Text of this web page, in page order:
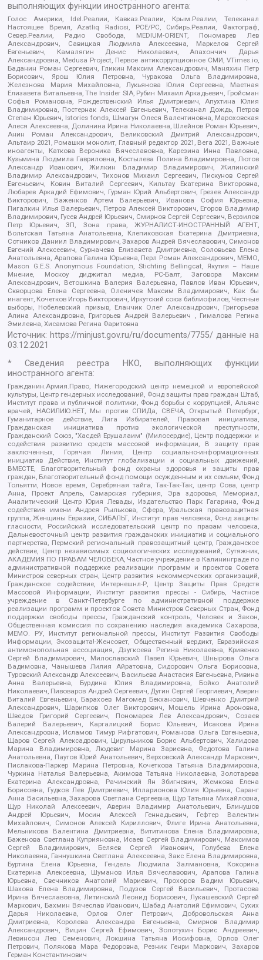
выполняющих функции иностранного агента:
Голос Америки, Idel.Реалии, Кавказ.Реалии, Крым.Реалии, Телеканал
Настоящее Время, Azatliq Radiosi, PCE/PC, Сибирь.Реалии, Фактограф,
Север.Реалии, Радио Свобода, MEDIUM-ORIENT, Пономарев Лев
Александрович, Савицкая Людмила Алексеевна, Маркелов Сергей
Евгеньевич, Камалягин Денис Николаевич, Апахончич Дарья
Александровна, Medusa Project, Первое антикоррупционное СМИ, VTimes.io,
Баданин Роман Сергеевич, Гликин Максим Александрович, Маняхин Петр
Борисович, Ярош Юлия Петровна, Чуракова Ольга Владимировна,
Железнова Мария Михайловна, Лукьянова Юлия Сергеевна, Маетная
Елизавета Витальевна, The Insider SIA, Рубин Михаил Аркадьевич, Гройсман
Софья Романовна, Рождественский Илья Дмитриевич, Апухтина Юлия
Владимировна, Постернак Алексей Евгеньевич, Телеканал Дождь, Петров
Степан Юрьевич, Istories fonds, Шмагун Олеся Валентиновна, Мароховская
Алеся Алексеевна, Долинина Ирина Николаевна, Шлейнов Роман Юрьевич,
Анин Роман Александрович, Великовский Дмитрий Александрович,
Альтаир 2021, Ромашки монолит, Главный редактор 2021, Вега 2021, Важные
иноагенты, Каткова Вероника Вячеславовна, Карезина Инна Павловна,
Кузьмина Людмила Гавриловна, Костылева Полина Владимировна, Лютов
Александр Иванович, Жилкин Владимир Владимирович, Жилинский
Владимир Александрович, Тихонов Михаил Сергеевич, Пискунов Сергей
Евгеньевич, Ковин Виталий Сергеевич, Кильтау Екатерина Викторовна,
Любарев Аркадий Ефимович, Гурман Юрий Альбертович, Грезев Александр
Викторович, Важенков Артем Валерьевич, Иванова София Юрьевна,
Пигалкин Илья Валерьевич, Петров Алексей Викторович, Егоров Владимир
Владимирович, Гусев Андрей Юрьевич, Смирнов Сергей Сергеевич, Верзилов
Петр Юрьевич, ЗП, Зона права, ЖУРНАЛИСТ-ИНОСТРАННЫЙ АГЕНТ,
Вольтская Татьяна Анатольевна, Клепиковская Екатерина Дмитриевна,
Сотников Даниил Владимирович, Захаров Андрей Вячеславович, Симонов
Евгений Алексеевич, Сурначева Елизавета Дмитриевна, Соловьева Елена
Анатольевна, Арапова Галина Юрьевна, Перл Роман Александрович, МЕМО,
Mason G.E.S. Anonymous Foundation, Stichting Bellingcat, Якутия – Наше
Мнение, Москоу диджитал медиа, РС-Балт, Заговора Максим
Александрович, Ветошкина Валерия Валерьевна, Павлов Иван Юрьевич,
Скворцова Елена Сергеевна, Оленичев Максим Владимирович, Как бы
инагент, Кочетков Игорь Викторович, Иркутский союз библиофилов, Честные
выборы, Нобелевский призыв, Еланчик Олег Александрович, Григорьева
Алина Александровна, Григорьев Андрей Валерьевич , Гималова Регина
Эмилевна, Хисамова Регина Фаритовна
Источник: https://minjust.gov.ru/ru/documents/7755/ данные на
03.12.2021
* Сведения реестра НКО, выполняющих функции
иностранного агента:
Гражданин.Армия.Право, Нижегородский центр немецкой и европейской
культуры, Центр гендерных исследований, Фонд защиты прав граждан Штаб,
Институт права и публичной политики, Фонд борьбы с коррупцией, Альянс
врачей, НАСИЛИЮ.НЕТ, Мы против СПИДа, СВЕЧА, Открытый Петербург,
Гуманитарное действие, Лига Избирателей, Правовая инициатива,
Гражданская инициатива против экологической преступности,
Гражданский Союз, "Хасдей Ерушалаим" (Милосердие), Центр поддержки и
содействия развитию средств массовой информации, В защиту прав
заключенных, Горячая Линия, Центр социально-информационных
инициатив Действие, Институт глобализации и социальных движений,
ВМЕСТЕ, Благотворительный фонд охраны здоровья и защиты прав
граждан, Благотворительный фонд помощи осужденным и их семьям, Фонд
Тольятти, Новое время, Серебряная тайга, Так-Так-Так, центр Сова, центр
Анна, Проект Апрель, Самарская губерния, Эра здоровья, Мемориал,
Аналитический Центр Юрия Левады, Издательство Парк Гагарина, Фонд
содействия имени Андрея Рылькова, Сфера, Уральская правозащитная
группа, Женщины Евразии, СИБАЛЬТ, Институт прав человека, Фонд защиты
гласности, Российский исследовательский центр по правам человека,
Дальневосточный центр развития гражданских инициатив и социального
партнерства, Пермский региональный правозащитный центр, Гражданское
действие, Центр независимых социологических исследований, Сутяжник,
АКАДЕМИЯ ПО ПРАВАМ ЧЕЛОВЕКА, Частное учреждение в Калининграде по
административной поддержке реализации программ и проектов Совета
Министров северных стран, Центр развития некоммерческих организаций,
Гражданское содействие, Интернешнл-Р, Центр Защиты Прав Средств
Массовой Информации, Институт развития прессы - Сибирь, Частное
учреждение в Санкт-Петербурге по административной поддержке
реализации программ и проектов Совета Министров Северных Стран, Фонд
поддержки свободы прессы, Гражданский контроль, Человек и Закон,
Общественная комиссия по сохранению наследия академика Сахарова,
МЕМО. РУ, Институт региональной прессы, Институт Развития Свободы
Информации, Экозащита!-Женсовет, Общественный вердикт, Евразийская
антимонопольная ассоциация, Дзугкоева Регина Николаевна, Кривенко
Сергей Владимирович, Милославский Павел Юрьевич, Шнырова Ольга
Вадимовна, Чанышева Лилия Айратовна, Сидорович Ольга Борисовна,
Туровский Александр Алексеевич, Васильева Анастасия Евгеньевна, Ривина
Анна Валерьевна, Бурдина Юлия Владимировна, Бойко Анатолий
Николаевич, Пивоваров Андрей Сергеевич, Дугин Сергей Георгиевич, Аверин
Виталий Евгеньевич, Барахоев Магомед Бекханович, Шевченко Дмитрий
Александрович, Шарипков Олег Викторович, Мошель Ирина Ароновна,
Шведов Григорий Сергеевич, Пономарев Лев Александрович, Созаев
Валерий Валерьевич, Каргалицкий Борис Юльевич, Исакова Ирина
Александровна, Исламов Тимур Рифгатович, Романова Ольга Евгеньевна,
Щаров Сергей Алексадрович, Цирульников Борис Альбертович, Халидова
Марина Владимировна, Людевиг Марина Зариевна, Федотова Галина
Анатольевна, Паутов Юрий Анатольевич, Верховский Александр Маркович,
Пислакова-Паркер Марина Петровна, Кочеткова Татьяна Владимировна,
Чуркина Наталья Валерьевна, Акимова Татьяна Николаевна, Золотарева
Екатерина Александровна, Рачинский Ян Збигневич, Жемкова Елена
Борисовна, Гудков Лев Дмитриевич, Илларионова Юлия Юрьевна, Саранг
Анна Васильевна, Захарова Светлана Сергеевна, Щур Татьяна Михайловна,
Щур Николай Алексеевич, Аверин Владимир Анатольевич, Блинушов
Андрей Юрьевич, Мосин Алексей Геннадьевич, Гефтер Валентин
Михайлович, Симонов Алексей Кириллович, Флиге Ирина Анатольевна,
Мельникова Валентина Дмитриевна, Вититинова Елена Владимировна,
Баженова Светлана Куприяновна, Исаев Сергей Владимирович, Максимов
Сергей Владимирович, Беляев Сергей Иванович, Голубева Елена
Николаевна, Ганнушкина Светлана Алексеевна, Закс Елена Владимировна,
Буртина Елена Юрьевна, Гендель Людмила Залмановна, Кокорина
Екатерина Алексеевна, Шуманов Илья Вячеславович, Арапова Галина
Юрьевна, Свечников Анатолий Мариевич, Прохоров Вадим Юрьевич,
Шахова Елена Владимировна, Подузов Сергей Васильевич, Протасова
Ирина Вячеславовна, Литинский Леонид Борисович, Лукашевский Сергей
Маркович, Бахмин Вячеслав Иванович, Шабад Анатолий Ефимович, Сухих
Дарья Николаевна, Орлов Олег Петрович, Добровольская Анна
Дмитриевна, Королева Александра Евгеньевна, Смирнов Владимир
Александрович, Вицин Сергей Ефимович, Золотухин Борис Андреевич,
Левинсон Лев Семенович, Локшина Татьяна Иосифовна, Орлов Олег
Петрович, Полякова Мара Федоровна, Резник Генри Маркович, Захаров
Герман Константинович